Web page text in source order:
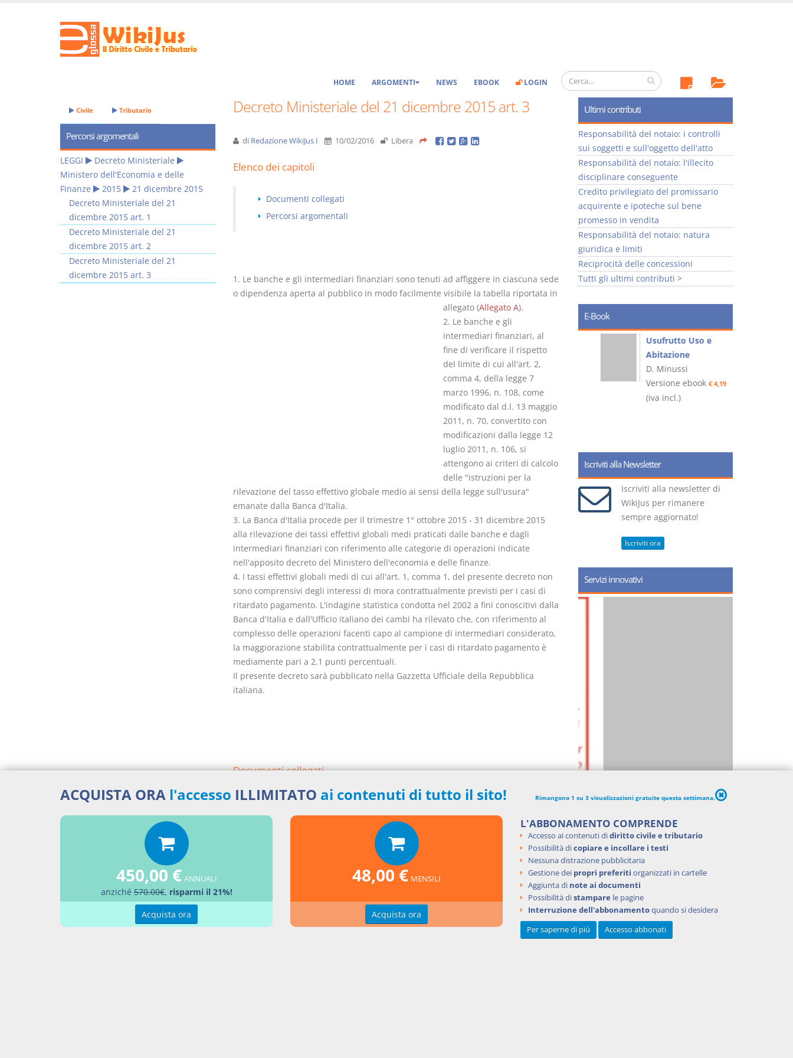
HOME ARGOMENTI NEWS EBOOK LOGIN
Decreto Ministeriale del 21 dicembre 2015 art. 3
di Redazione WikiJus I 10/02/2016 Libera
Elenco dei capitoli
Documenti collegati
Percorsi argomentali
1. Le banche e gli intermediari finanziari sono tenuti ad affiggere in ciascuna sede
o dipendenza aperta al pubblico in modo facilmente visibile la tabella riportata in
allegato (Allegato A).
2. Le banche e gli
intermediari finanziari, al
fine di verificare il rispetto
del limite di cui all'art. 2,
comma 4, della legge 7
marzo 1996, n. 108, come
modificato dal d.l. 13 maggio
2011, n. 70, convertito con
modificazioni dalla legge 12
luglio 2011, n. 106, si
attengono ai criteri di calcolo
delle "istruzioni per la
rilevazione del tasso effettivo globale medio ai sensi della legge sull'usura"
emanate dalla Banca d'Italia.
3. La Banca d'Italia procede per il trimestre 1° ottobre 2015 - 31 dicembre 2015
alla rilevazione dei tassi effettivi globali medi praticati dalle banche e dagli
intermediari finanziari con riferimento alle categorie di operazioni indicate
nell'apposito decreto del Ministero dell'economia e delle finanze.
4. I tassi effettivi globali medi di cui all'art. 1, comma 1, del presente decreto non
sono comprensivi degli interessi di mora contrattualmente previsti per i casi di
ritardato pagamento. L'indagine statistica condotta nel 2002 a fini conoscitivi dalla
Banca d'Italia e dall'Ufficio italiano dei cambi ha rilevato che, con riferimento al
complesso delle operazioni facenti capo al campione di intermediari considerato,
la maggiorazione stabilita contrattualmente per i casi di ritardato pagamento è
mediamente pari a 2,1 punti percentuali.
Il presente decreto sarà pubblicato nella Gazzetta Ufficiale della Repubblica
italiana.
Documenti collegati
Decreto Ministeriale del 21 dicembre 2015
Percorsi argomentali
Ministero dell'Economia e delle Finanze
2015
Civile Tributario
Percorsi argomentali
LEGGI
Decreto Ministeriale
Ministero dell'Economia e delle
Finanze
2015
21 dicembre 2015
Decreto Ministeriale del 21
dicembre 2015 art. 1
Decreto Ministeriale del 21
dicembre 2015 art. 2
Decreto Ministeriale del 21
dicembre 2015 art. 3
Ultimi contributi
Responsabilità del notaio: i controlli
sui soggetti e sull'oggetto dell'atto
Responsabilità del notaio: l'illecito
disciplinare conseguente
Credito privilegiato del promissario
acquirente e ipoteche sul bene
promesso in vendita
Responsabilità del notaio: natura
giuridica e limiti
Reciprocità delle concessioni
Tutti gli ultimi contributi >
E-Book
I Vincoli Preliminari
D. Minussi
Versione ebook
(iva incl.)
Usufrutto Uso e
Abitazione
D. Minussi
Versione ebook€ 4,19
(iva incl.)
Iscriviti alla Newsletter
Iscriviti alla newsletter di
WikiJus per rimanere
sempre aggiornato!
Iscriviti ora
Servizi innovativi
ACQUISTA ORA l'accesso ILLIMITATO ai contenuti di tutto il sito! Rimangono 1 su 3 visualizzazioni gratuite questa settimana.
450,00 € ANNUALI
anziché570.00€, risparmi il 21%!
Acquista ora
48,00 € MENSILI
Acquista ora
L'ABBONAMENTO COMPRENDE
Accesso ai contenuti didiritto civile e tributario
Possibilità dicopiare e incollare i testi
Nessuna distrazione pubblicitaria
Gestione dei propri preferiti organizzati in cartelle
Aggiunta di note ai documenti
Possibilità distampare le pagine
Interruzione dell'abbonamentoquando si desidera
Per saperne di più
Accesso abbonati